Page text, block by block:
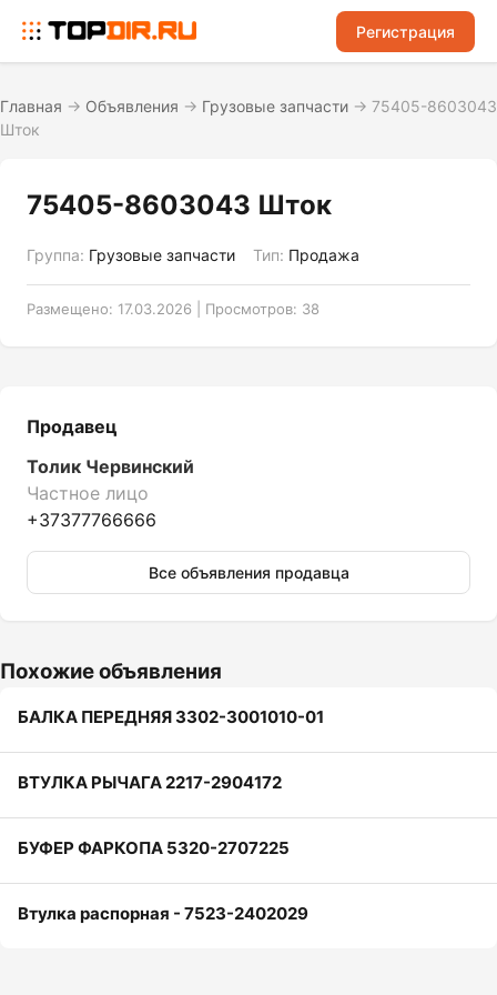
Регистрация
Главная → Объявления → Грузовые запчасти → 75405-8603043
Шток
75405-8603043 Шток
Группа: Грузовые запчасти Тип: Продажа
Размещено: 17.03.2026 | Просмотров: 38
Продавец
Толик Червинский
Частное лицо
+37377766666
Все объявления продавца
Похожие объявления
БАЛКА ПЕРЕДНЯЯ 3302-3001010-01
ВТУЛКА РЫЧАГА 2217-2904172
БУФЕР ФАРКОПА 5320-2707225
Втулка распорная - 7523-2402029